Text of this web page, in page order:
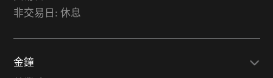
非交易日: 休息
金鐘